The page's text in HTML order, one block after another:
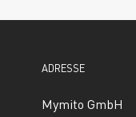
ADRESSE
Mymito GmbH